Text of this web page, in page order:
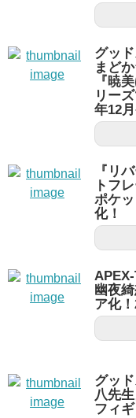
グッ
まど
『暁
リー
年12
『リ
トフ
ポケ
化！
幽夜
ア化
グッ
八先
フィ